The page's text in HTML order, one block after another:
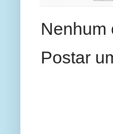
Nenhum
Postar